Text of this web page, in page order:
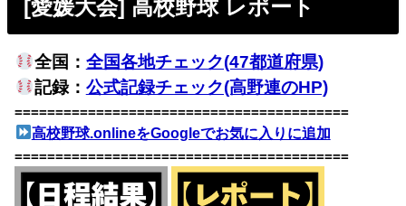
[愛媛大会] 高校野球 レポート
全国： 全国各地チェック(47都道府県)
記録： 公式記録チェック(高野連のHP)
=========================================
高校野球.onlineをGoogleでお気に入りに追加
=========================================